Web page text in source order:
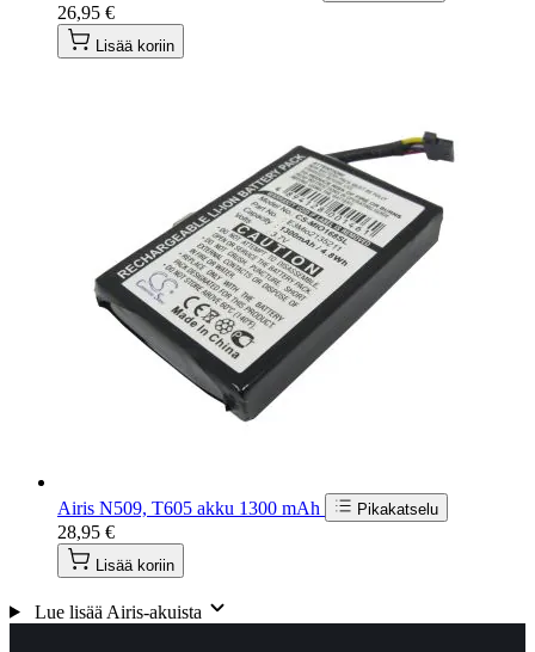
26,95 €
Lisää koriin
Airis N509, T605 akku 1300 mAh Pikakatselu
28,95 €
Lisää koriin
Lue lisää Airis-akuista